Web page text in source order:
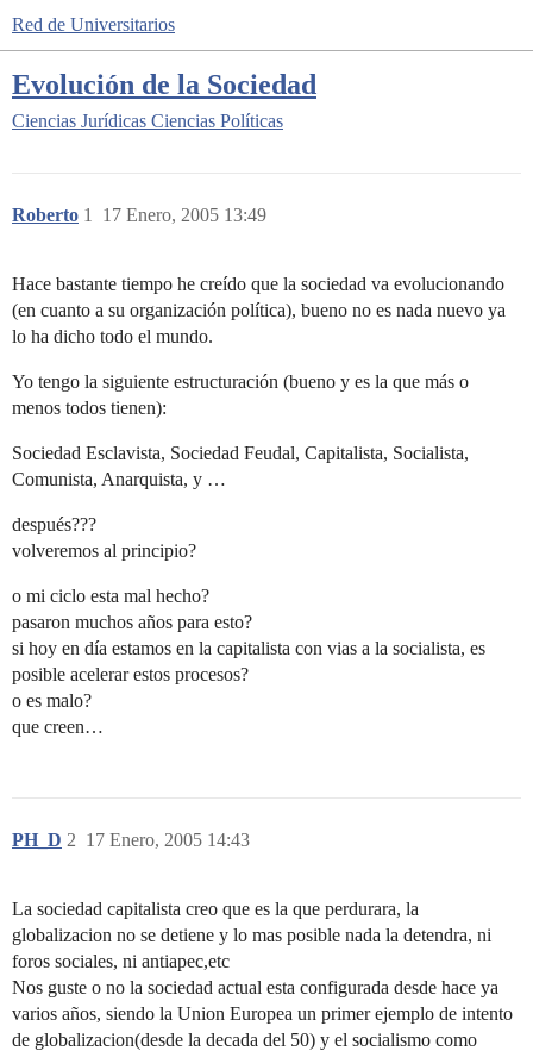
Red de Universitarios
Evolución de la Sociedad
Ciencias Jurídicas Ciencias Políticas
Roberto 17 Enero, 2005 13:49
1
Hace bastante tiempo he creído que la sociedad va evolucionando
(en cuanto a su organización política), bueno no es nada nuevo ya
lo ha dicho todo el mundo.
Yo tengo la siguiente estructuración (bueno y es la que más o
menos todos tienen):
Sociedad Esclavista, Sociedad Feudal, Capitalista, Socialista,
Comunista, Anarquista, y …
después???
volveremos al principio?
o mi ciclo esta mal hecho?
pasaron muchos años para esto?
si hoy en día estamos en la capitalista con vias a la socialista, es
posible acelerar estos procesos?
o es malo?
que creen…
PH_D 17 Enero, 2005 14:43
2
La sociedad capitalista creo que es la que perdurara, la
globalizacion no se detiene y lo mas posible nada la detendra, ni
foros sociales, ni antiapec,etc
Nos guste o no la sociedad actual esta configurada desde hace ya
varios años, siendo la Union Europea un primer ejemplo de intento
de globalizacion(desde la decada del 50) y el socialismo como